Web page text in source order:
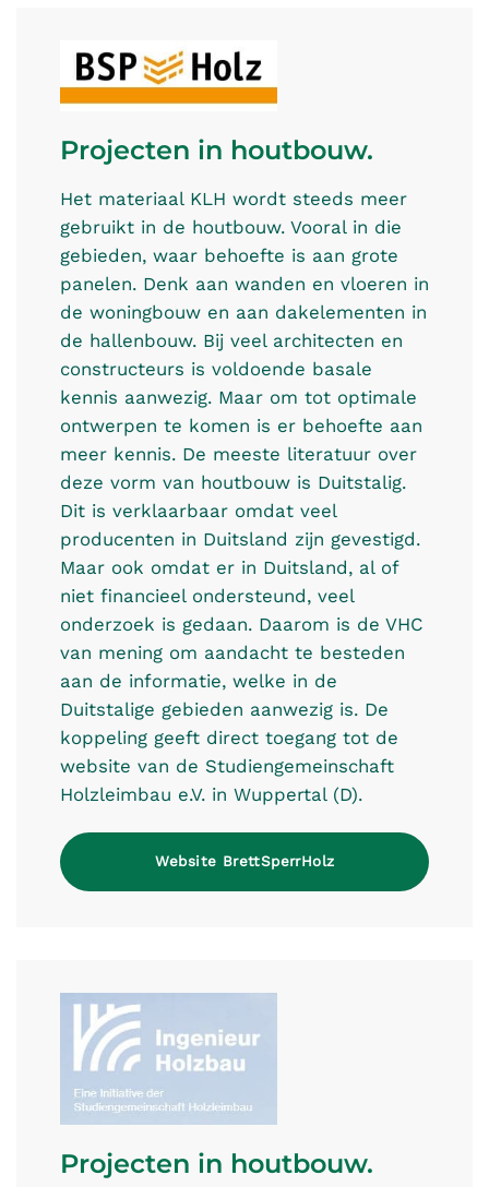
Projecten in houtbouw.
Het materiaal KLH wordt steeds meer
gebruikt in de houtbouw. Vooral in die
gebieden, waar behoefte is aan grote
panelen. Denk aan wanden en vloeren in
de woningbouw en aan dakelementen in
de hallenbouw. Bij veel architecten en
constructeurs is voldoende basale
kennis aanwezig. Maar om tot optimale
ontwerpen te komen is er behoefte aan
meer kennis. De meeste literatuur over
deze vorm van houtbouw is Duitstalig.
Dit is verklaarbaar omdat veel
producenten in Duitsland zijn gevestigd.
Maar ook omdat er in Duitsland, al of
niet financieel ondersteund, veel
onderzoek is gedaan. Daarom is de VHC
van mening om aandacht te besteden
aan de informatie, welke in de
Duitstalige gebieden aanwezig is. De
koppeling geeft direct toegang tot de
website van de Studiengemeinschaft
Holzleimbau e.V. in Wuppertal (D).
Website BrettSperrHolz
Projecten in houtbouw.